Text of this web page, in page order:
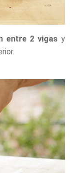
entre 2 vigas y